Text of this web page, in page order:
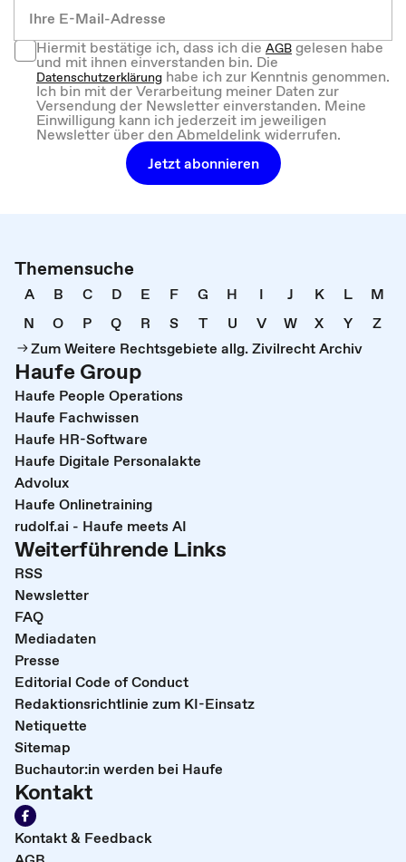
Hiermit bestätige ich, dass ich dieAGBgelesen habe
und mit ihnen einverstanden bin. Die
Datenschutzerklärung habe ich zur Kenntnis genommen.
Ich bin mit der Verarbeitung meiner Daten zur
Versendung der Newsletter einverstanden. Meine
Einwilligung kann ich jederzeit im jeweiligen
Newsletter über den Abmeldelink widerrufen.
Jetzt abonnieren
Themensuche
A B C D E F G H I J K L
M
N
O P Q R S T U V W X Y
Z
Zum Weitere Rechtsgebiete allg. Zivilrecht Archiv
Haufe Group
Haufe People Operations
Haufe Fachwissen
Haufe HR-Software
Haufe Digitale Personalakte
Advolux
Haufe Onlinetraining
rudolf.ai - Haufe meets AI
Weiterführende Links
RSS
Newsletter
FAQ
Mediadaten
Presse
Editorial Code of Conduct
Redaktionsrichtlinie zum KI-Einsatz
Netiquette
Sitemap
Buchautor:in werden bei Haufe
Kontakt
Kontakt & Feedback